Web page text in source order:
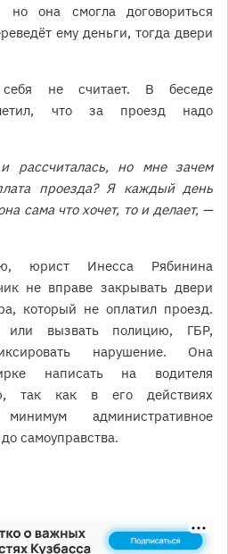
она смогла договориться
ему деньги, тогда двери
себя не считает. В беседе
что за проезд надо
но мне зачем
проезда? Я каждый день
сама что хочет, то и делает, —
юрист Инесса Рябинина
не вправе закрывать двери
который не оплатил проезд.
вызвать полицию, ГБР,
нарушение. Она
написать на водителя
так как в его действиях
административное
самоуправства.